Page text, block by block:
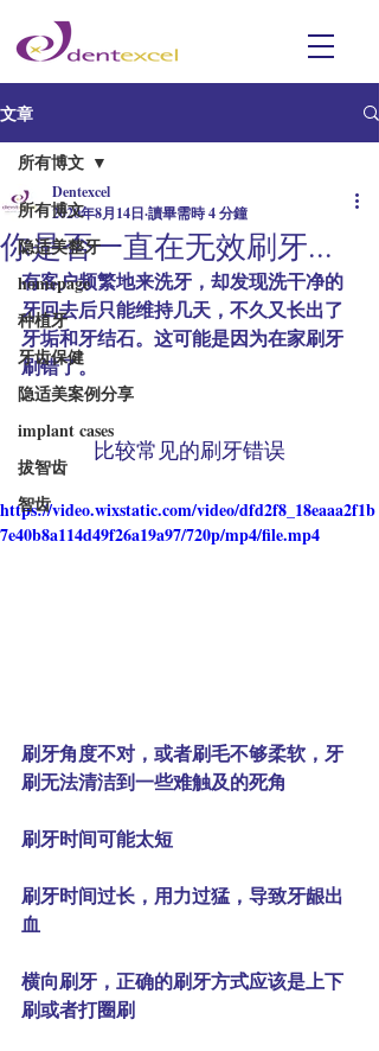
文章
所有博文
隐适美整牙
homepage
种植牙
牙齿保健
隐适美案例分享
implant cases
拔智齿
智齿
所有博文
你是否一直在无效刷牙...
Dentexcel
2020年8月14日 讀畢需時 4 分鐘
有客户频繁地来洗牙，却发现洗干净的
牙回去后只能维持几天，不久又长出了
牙垢和牙结石。这可能是因为在家刷牙
刷错了。
比较常见的刷牙错误
https://video.wixstatic.com/video/dfd2f8_18eaaa2f1b
7e40b8a114d49f26a19a97/720p/mp4/file.mp4
刷牙角度不对，或者刷毛不够柔软，牙
刷无法清洁到一些难触及的死角
刷牙时间可能太短
刷牙时间过长，用力过猛，导致牙龈出
血
横向刷牙，正确的刷牙方式应该是上下
刷或者打圈刷